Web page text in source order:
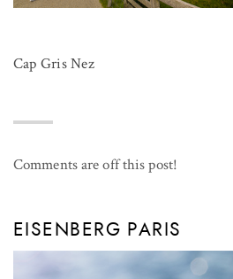
Cap Gris Nez
Comments are off this post!
EISENBERG PARIS